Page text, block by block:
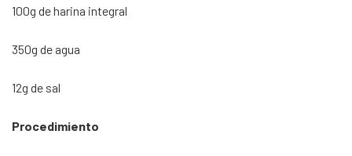
100g de harina integral
350g de agua
12g de sal
Procedimiento